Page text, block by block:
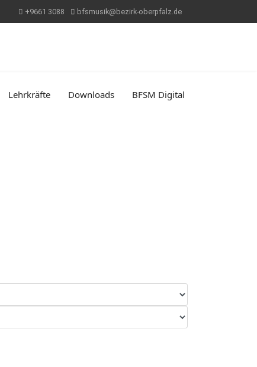
+9661 3088 bfsmusik@bezirk-oberpfalz.de
Lehrkräfte Downloads BFSM Digital